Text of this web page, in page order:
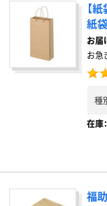
【
紙
お届
お急
種
在庫：
福